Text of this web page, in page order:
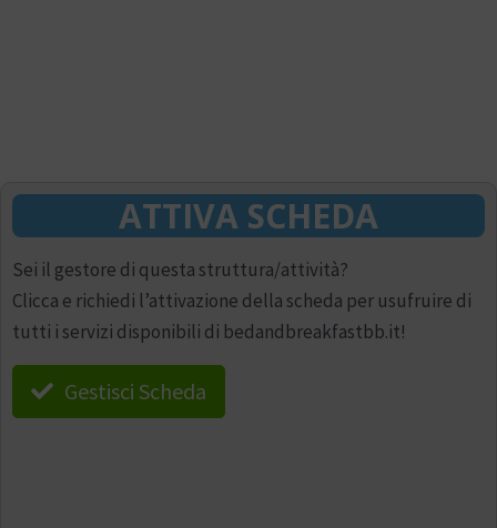
ATTIVA SCHEDA
Sei il gestore di questa struttura/attività?
Clicca e richiedi l’attivazione della scheda per usufruire di
tutti i servizi disponibili di bedandbreakfastbb.it!
Gestisci Scheda